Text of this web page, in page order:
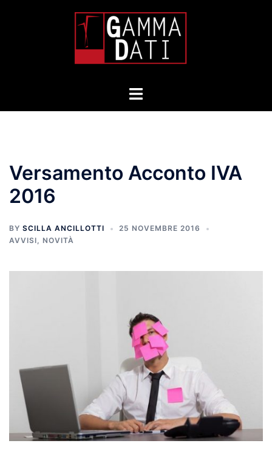
Toggle
Versamento Acconto IVA
2016
BY SCILLA ANCILLOTTI
25 NOVEMBRE 2016
AVVISI, NOVITÀ